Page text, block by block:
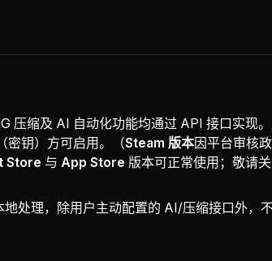
压缩及 AI 自动化功能均通过 API 接口实现
密钥）方可启用。（Steam 版本因平台审核
Store 与 App Store 版本可正常使用；敬请
地处理，除用户主动配置的 AI/压缩接口外，